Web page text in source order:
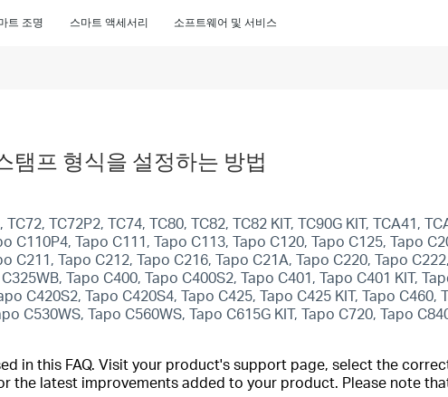
트 조명 스마트 액세서리 소프트웨어 및 서비스
탬프 형식을 설정하는 방법
TC72P2, TC74, TC80, TC82, TC82 KIT, TC90G KIT, TCA41,
C110P4, Tapo C111, Tapo C113, Tapo C120, Tapo C125, Tapo
C211, Tapo C212, Tapo C216, Tapo C21A, Tapo C220, Tapo
Tapo C400, Tapo C400S2, Tapo C401, Tapo C401 KIT,
C420S2, Tapo C420S4, Tapo C425, Tapo C425 KIT, Tapo C460,
C530WS, Tapo C560WS, Tapo C615G KIT, Tapo C720, Tapo
in this FAQ. Visit your product's support page, select the
the latest improvements added to your product. Please note